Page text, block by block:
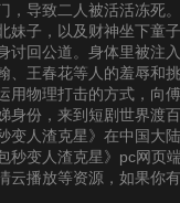
29
32
35
，导致二人被活活冻死
妹子，以及财神坐下童
讨回公道。身体里被注
、王春花等人的羞辱和
用物理打击的方式，向
身份，来到短剧世界渡
变人渣克星》在中国大
秒变人渣克星》pc网页
云播放等资源，如果你